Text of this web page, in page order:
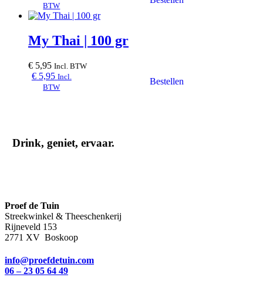
BTW
My Thai | 100 gr
€ 5,95 Incl. BTW
€5,95 Incl.
BTW
Drink, geniet, ervaar.
Proef de Tuin
Streekwinkel & Theeschenkerij
Rijneveld 153
2771 XV Boskoop
info@proefdetuin.com
06 – 23 05 64 49